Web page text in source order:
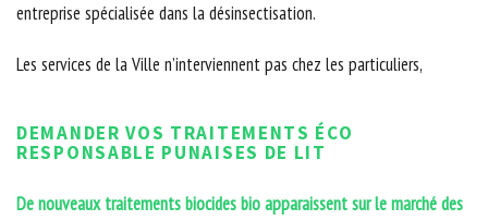
entreprise spécialisée dans la désinsectisation.
Les services de la Ville n’interviennent pas chez les particuliers,
DEMANDER VOS TRAITEMENTS ÉCO
RESPONSABLE PUNAISES DE LIT
De nouveaux traitements biocides bio apparaissent sur le marché des